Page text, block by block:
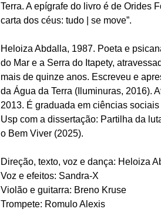
Terra. A epígrafe do livro é de Orides
carta dos céus: tudo | se move”.
Heloiza Abdalla, 1987. Poeta e
do Mar e a Serra do Itapety,
mais de quinze anos. Escreveu e
da Água da Terra (Iluminuras, 2016).
2013. É graduada em ciências
Usp com a dissertação: Partilha da
o Bem Viver (2025).
Direção, texto, voz e dança: Heloiza
Voz e efeitos: Sandra-X
Violão e guitarra: Breno Kruse
Trompete: Romulo Alexis